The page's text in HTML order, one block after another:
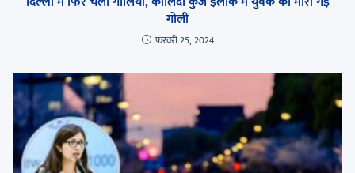
गोली
फ़रवरी 25, 2024